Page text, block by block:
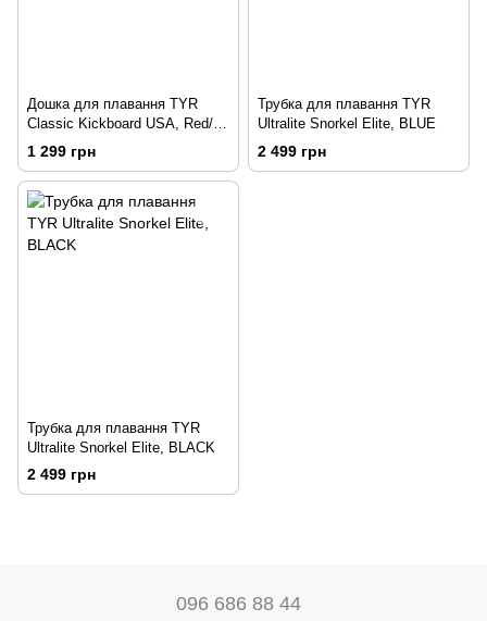
Дошка для плавання TYR
Classic Kickboard USA, Red/
Navy (50х30 см)
1 299 грн
Трубка для плавання TYR
Ultralite Snorkel Elite, BLUE
2 499 грн
Трубка для плавання TYR
Ultralite Snorkel Elite, BLACK
2 499 грн
096 686 88 44